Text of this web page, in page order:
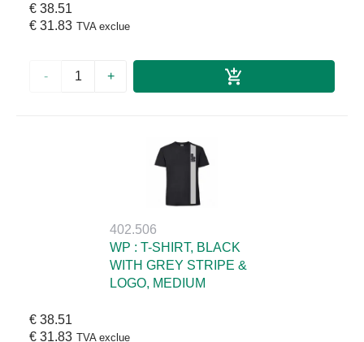
€ 38.51
€ 31.83 TVA exclue
- +
402.506
WP : T-SHIRT, BLACK
WITH GREY STRIPE &
LOGO, MEDIUM
€ 38.51
€ 31.83 TVA exclue